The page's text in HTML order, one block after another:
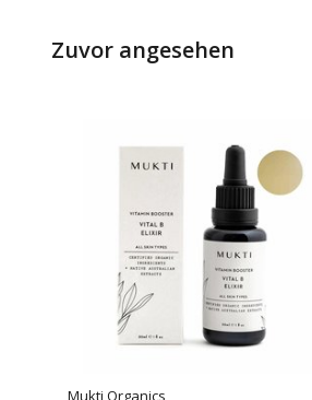
Zuvor angesehen
Mukti Organics